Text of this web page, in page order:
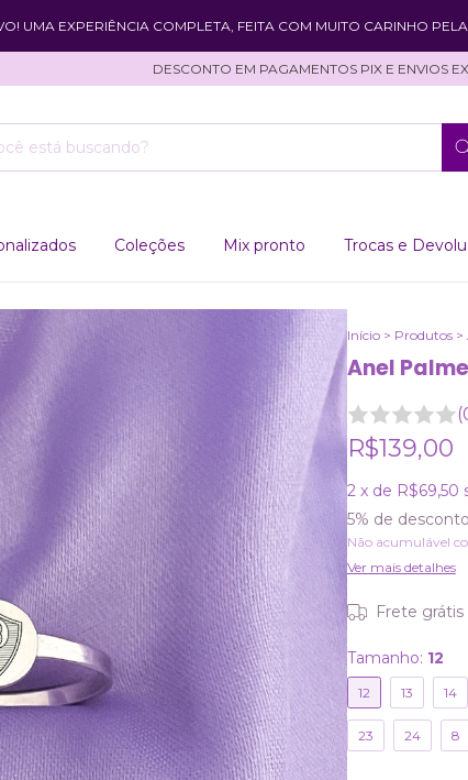
UMA EXPERIÊNCIA COMPLETA, FEITA COM MUITO CARINHO
DESCONTO EM PAGAMENTOS PIX E ENVIOS
Coleções Mix pronto Trocas e
Início > Produtos >
Anel
R$139,00
2 x de R$69,50
5% de desconto
Não acumulável
Ver mais detalhes
Frete grátis
Tamanho: 12
12 13 14
23 24 8